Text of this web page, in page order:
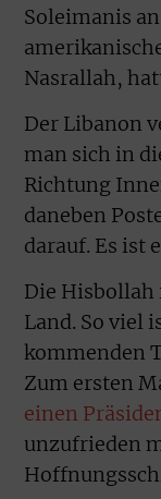
Soleimanis
Nasrallah,
Der Libanon
man sich in
Richtung
daneben
darauf. Es ist
Die Hisbollah
Land. So viel
kommenden
Zum ersten
einen
unzufrieden